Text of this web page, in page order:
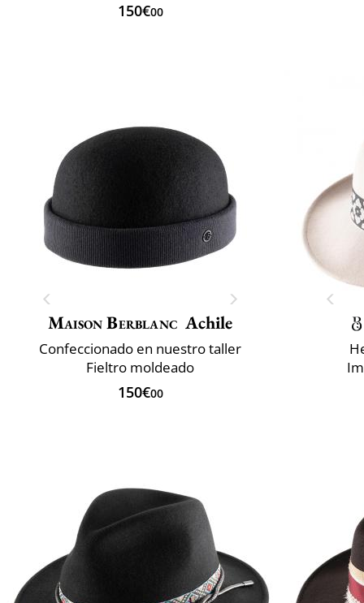
150€00
Maison Berblanc Achile
Confeccionado en nuestro taller
Fieltro moldeado
150€00